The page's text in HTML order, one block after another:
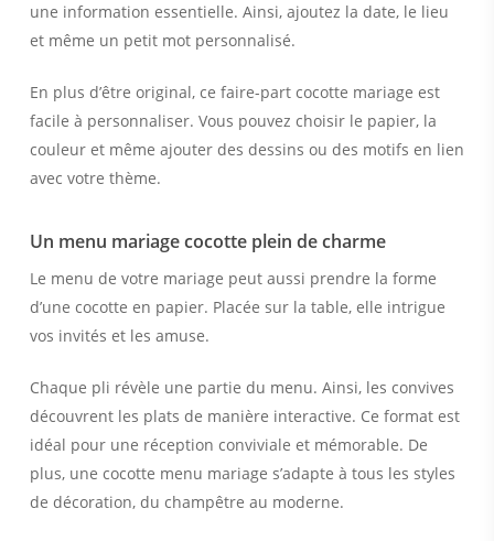
une information essentielle. Ainsi, ajoutez la date, le lieu
et même un petit mot personnalisé.
En plus d’être original, ce faire-part cocotte mariage est
facile à personnaliser. Vous pouvez choisir le papier, la
couleur et même ajouter des dessins ou des motifs en lien
avec votre thème.
Un menu mariage cocotte plein de charme
Le menu de votre mariage peut aussi prendre la forme
d’une cocotte en papier. Placée sur la table, elle intrigue
vos invités et les amuse.
Chaque pli révèle une partie du menu. Ainsi, les convives
découvrent les plats de manière interactive. Ce format est
idéal pour une réception conviviale et mémorable. De
plus, une cocotte menu mariage s’adapte à tous les styles
de décoration, du champêtre au moderne.